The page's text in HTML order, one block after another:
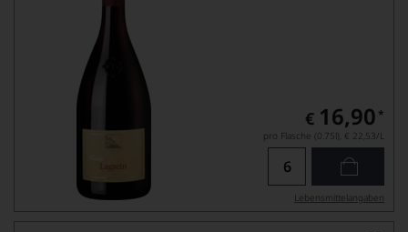
€ 16,90 *
pro Flasche (0.75l), € 22,53/L
Lebensmittel­angaben